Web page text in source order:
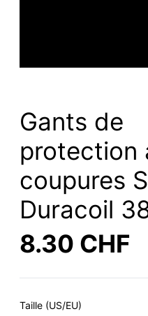
Gants de
protection
coupures
Duracoil
8.30 CHF
Taille (US/EU)